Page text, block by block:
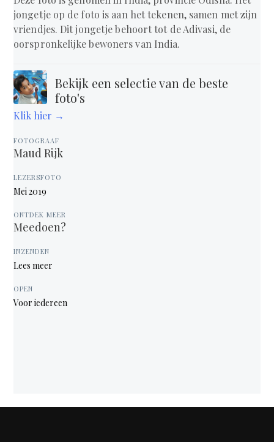
jongetje op de foto is aan het tekenen, samen met zijn
vriendjes. Dit jongetje behoort tot de Adivasi, de
oorspronkelijke bewoners van India.
Bekijk een selectie van de beste
foto's
Klik hier →
FOTOGRAAF
Maud Rijk
LEZERSFOTO
Mei 2019
ONTDEK MEER
Meedoen?
INZENDEN
Lees meer
OPEN
Voor iedereen